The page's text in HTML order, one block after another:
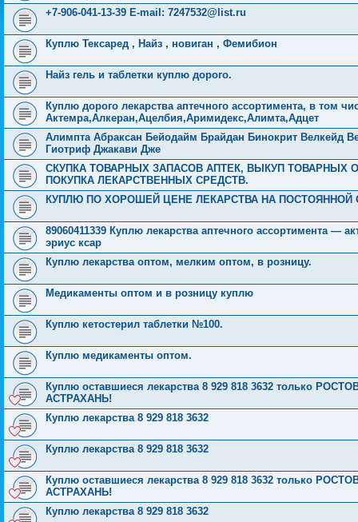
+7-906-041-13-39 E-mail: 7247532@list.ru
Куплю Тексаред , Найз , новиган , Фемибион
Найз гель и таблетки куплю дорого.
Куплю дорого лекарства аптечного ассортимента, в том
Актемра,Алкеран,Ацелбия,Аримидекс,Алимта,Адцет
Алимпта Абраксан Бейодайм Брайдан Бинокрит Велкейд
Гиотриф Джакави Дже
СКУПКА ТОВАРНЫХ ЗАПАСОВ АПТЕК, ВЫКУП
ПОКУПКА ЛЕКАРСТВЕННЫХ СРЕДСТВ.
КУПЛЮ ПО ХОРОШЕЙ ЦЕНЕ ЛЕКАРСТВА НА ПОСТОЯННОЙ
89060411339 Куплю лекарства аптечного ассортимента —
эриус ксар
Куплю лекарства оптом, мелким оптом, в розницу.
Медикаменты оптом и в розницу куплю
Куплю кетостерил таблетки №100.
Куплю медикаменты оптом.
Куплю оставшиеся лекарства 8 929 818 3632 только
АСТРАХАНЬ!
Куплю лекарства 8 929 818 3632
Куплю лекарства 8 929 818 3632
Куплю оставшиеся лекарства 8 929 818 3632 только
АСТРАХАНЬ!
Куплю лекарства 8 929 818 3632